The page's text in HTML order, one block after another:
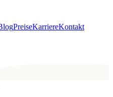
PreiseKarriereKontakt